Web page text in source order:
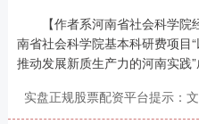
【作者系河南省社会科学院
南省社会科学院基本科研费项目
推动发展新质生产力的河南实践
实盘正规股票配资平台提示：